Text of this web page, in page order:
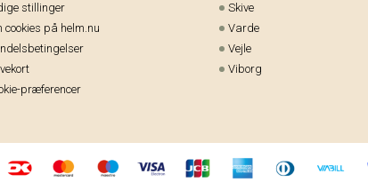
stillinger
cookies på helm.nu
præferencer
Skive
Varde
Vejle
Viborg